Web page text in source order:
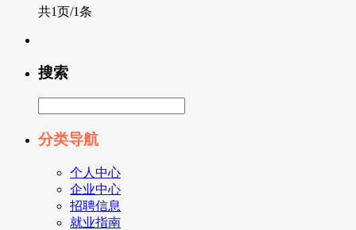
共1页/1条
搜索
分类导航
个人中心
企业中心
招聘信息
就业指南